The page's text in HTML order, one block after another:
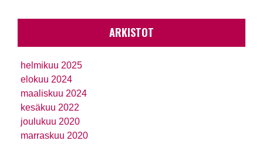
ARKISTOT
helmikuu 2025
elokuu 2024
maaliskuu 2024
kesäkuu 2022
joulukuu 2020
marraskuu 2020